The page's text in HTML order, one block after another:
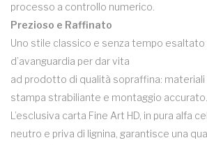
processo a controllo numerico.
Prezioso e Raffinato
Uno stile classico e senza tempo
d’avanguardia per dar vita
ad prodotto di qualità sopraffina: materiali
stampa strabiliante e montaggio accurato.
L’esclusiva carta Fine Art HD, in pura alfa
neutro e priva di lignina, garantisce una